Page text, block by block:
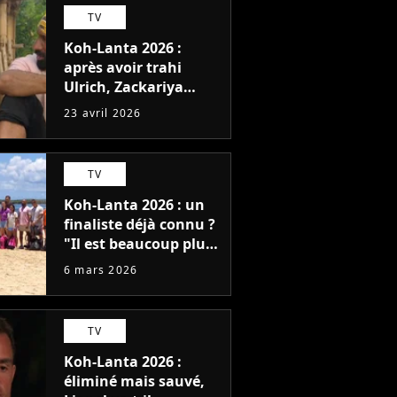
TV
Koh-Lanta 2026 :
après avoir trahi
Ulrich, Zackariya
s'explique et...
pas le malin"
23 avril 2026
TV
Koh-Lanta 2026 : un
finaliste déjà connu ?
"Il est beaucoup plus
malin..."
6 mars 2026
TV
Koh-Lanta 2026 :
éliminé mais sauvé,